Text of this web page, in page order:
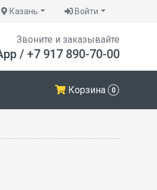
Казань Войти
Звоните и заказывайте
/ +7 917 890-70-00
Корзина 0